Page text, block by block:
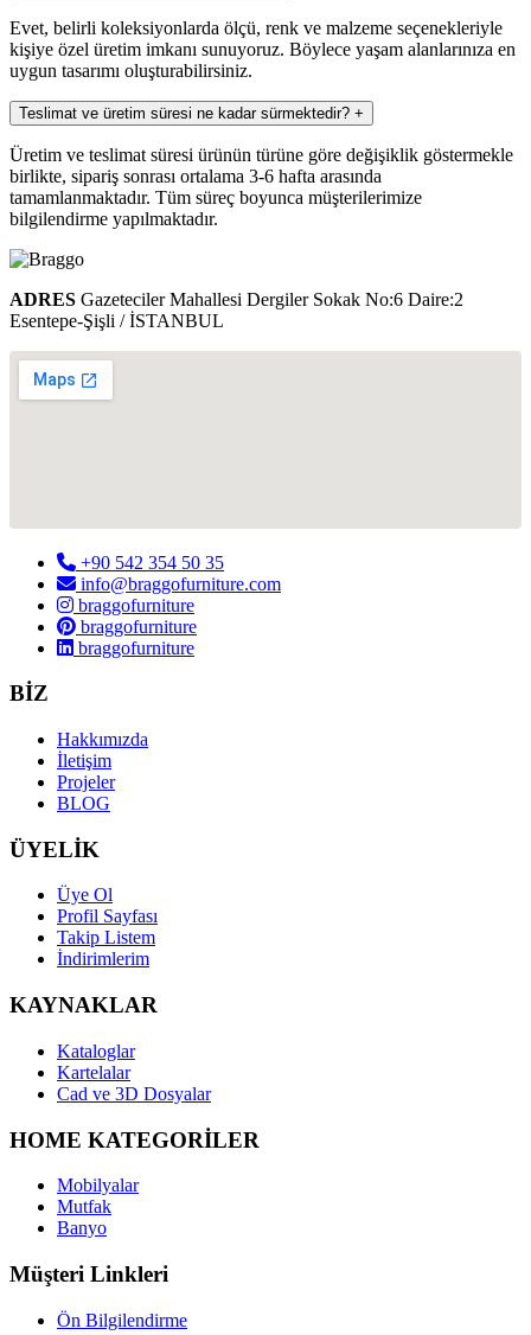
Evet, belirli koleksiyonlarda ölçü, renk ve malzeme seçenekleriyle
kişiye özel üretim imkanı sunuyoruz. Böylece yaşam alanlarınıza en
uygun tasarımı oluşturabilirsiniz.
Teslimat ve üretim süresi ne kadar sürmektedir? +
Üretim ve teslimat süresi ürünün türüne göre değişiklik göstermekle
birlikte, sipariş sonrası ortalama 3-6 hafta arasında
tamamlanmaktadır. Tüm süreç boyunca müşterilerimize
bilgilendirme yapılmaktadır.
ADRES Gazeteciler Mahallesi Dergiler Sokak No:6 Daire:2
Esentepe-Şişli / İSTANBUL
+90 542 354 50 35
info@braggofurniture.com
braggofurniture
braggofurniture
braggofurniture
BİZ
Hakkımızda
İletişim
Projeler
BLOG
ÜYELİK
Üye Ol
Profil Sayfası
Takip Listem
İndirimlerim
KAYNAKLAR
Kataloglar
Kartelalar
Cad ve 3D Dosyalar
HOME KATEGORİLER
Mobilyalar
Mutfak
Banyo
Müşteri Linkleri
Ön Bilgilendirme